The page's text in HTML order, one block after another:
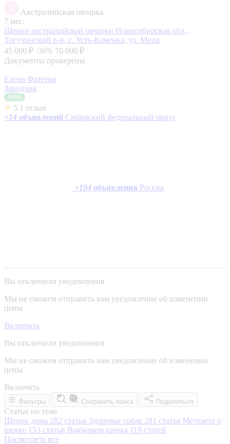
Австралийская овчарка
7 мес.
Щенки австралийской овчарки Новосибирская обл.,
Тогучинский р-н, с. Усть-Каменка, ул. Мира
45 000 ₽ -36% 70 000 ₽
Документы проверены
Елена Фатеева
Заводчик
5 1 отзыв
+14 объявлений Сибирский федеральный округ
+194 объявления Россия
Вы отключили уведомления
Мы не сможем отправить вам уведомление об изменении
цены
Включить
Вы отключили уведомления
Мы не сможем отправить вам уведомление об изменении
цены
Включить
Фильтры Сохранить поиск Поделиться
Статьи по теме
Щенок дома 282 статьи Здоровье собак 281 статья Мечтаете о
щенке 153 статьи Выбираем щенка 119 статей
Посмотреть все